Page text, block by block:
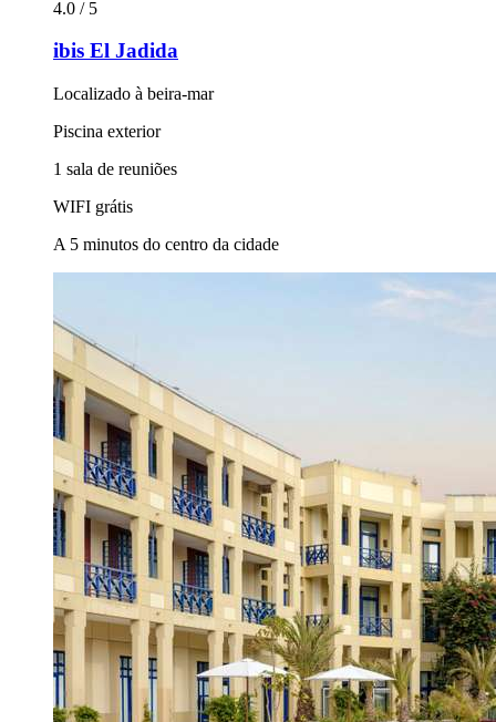
4.0 / 5
ibis El Jadida
Localizado à beira-mar
Piscina exterior
1 sala de reuniões
WIFI grátis
A 5 minutos do centro da cidade